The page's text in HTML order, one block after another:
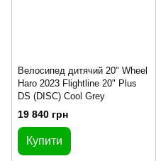
Велосипед дитячий 20" Wheel
Haro 2023 Flightline 20" Plus
DS (DISC) Cool Grey
19 840 грн
Купити